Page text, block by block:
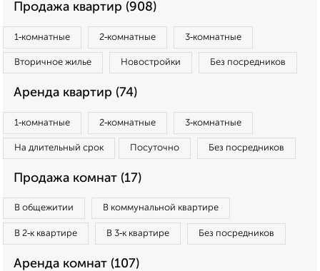
Продажа квартир (908)
1‑комнатные 2‑комнатные 3‑комнатные
Вторичное жилье Новостройки Без посредников
Аренда квартир (74)
1‑комнатные 2‑комнатные 3‑комнатные
На длительный срок Посуточно Без посредников
Продажа комнат (17)
В общежитии В коммунальной квартире
В 2‑к квартире В 3‑к квартире Без посредников
Аренда комнат (107)